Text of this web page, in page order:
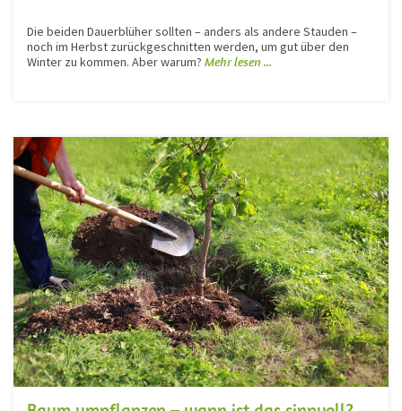
Die beiden Dauerblüher sollten – anders als andere Stauden –
noch im Herbst zurückgeschnitten werden, um gut über den
Winter zu kommen. Aber warum? Mehr lesen ...